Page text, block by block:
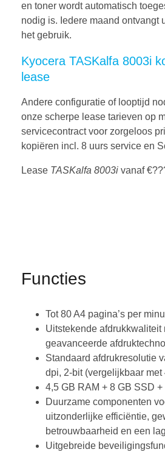
en toner wordt automatisch
nodig is. Iedere maand ontvangt
het gebruik.
Kyocera TASKalfa 8003i
lease
Andere configuratie of looptijd
onze scherpe lease tarieven op
servicecontract voor zorgeloos
kopiëren incl. 8 uurs service en
Lease TASKalfa 8003i vanaf
Functies
Tot 80 A4 pagina’s per
Uitstekende afdrukkwaliteit
geavanceerde
Standaard afdrukresolutie
dpi, 2-bit (vergelijkbaar
4,5 GB RAM + 8 GB SSD
Duurzame componenten
uitzonderlijke efficiëntie,
betrouwbaarheid en een
Uitgebreide